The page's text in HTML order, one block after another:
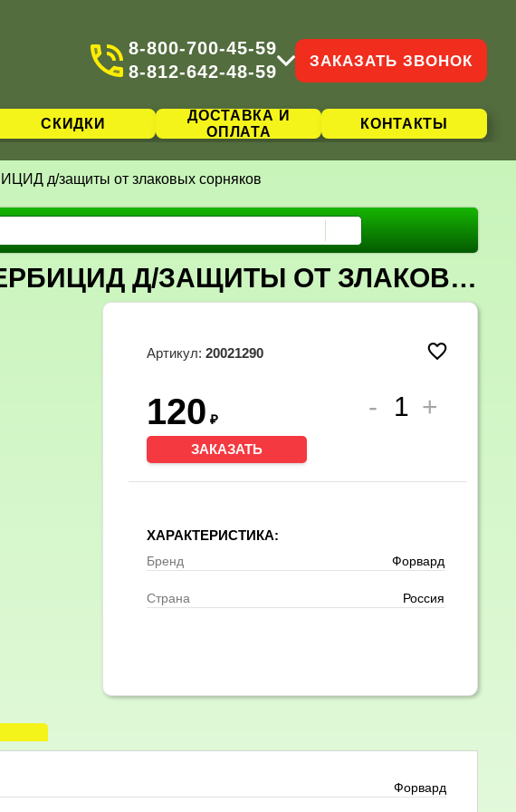
8-800-700-45-59
8-812-642-48-59
ЗАКАЗАТЬ ЗВОНОК
СКИДКИ
ДОСТАВКА И
ОПЛАТА
КОНТАКТЫ
д/защиты от злаковых сорняков
ФОРВАРД МКЭ 12 МЛ/100М2 ГЕРБИЦИД Д/ЗАЩИТЫ ОТ ЗЛАКОВЫХ СОРНЯКОВ
Артикул: 20021290
120 ₽
ЗАКАЗАТЬ
ХАРАКТЕРИСТИКА:
Бренд Форвард
Страна Россия
Форвард